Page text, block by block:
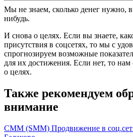
Мы не знаем, сколько денег нужно,
нибудь.
И снова о целях. Если вы знаете,
присутствия в соцсетях, то мы с
спрогнозируем возможные
для их достижения. Если нет, то нам
о целях.
Также рекомендуем
внимание
СММ (SMM) Продвижение в